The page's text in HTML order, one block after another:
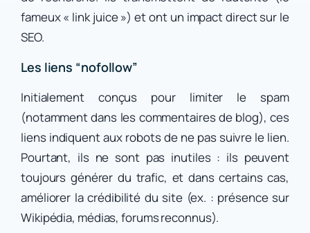
fameux « link juice ») et ont un impact direct sur le
SEO.
Les liens “nofollow”
Initialement conçus pour limiter le spam
(notamment dans les commentaires de blog), ces
liens indiquent aux robots de ne pas suivre le lien.
Pourtant, ils ne sont pas inutiles : ils peuvent
toujours générer du trafic, et dans certains cas,
améliorer la crédibilité du site (ex. : présence sur
Wikipédia, médias, forums reconnus).